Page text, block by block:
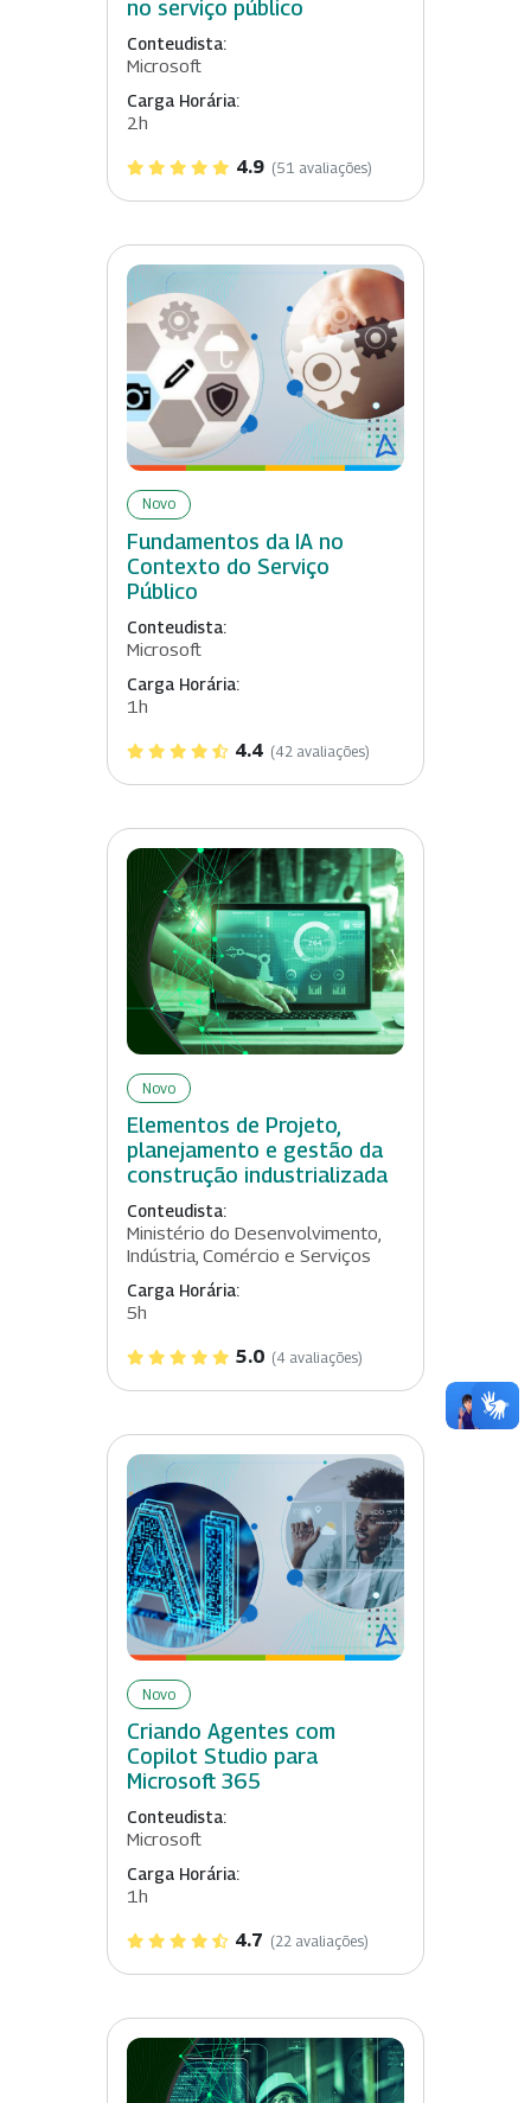
no serviço público
Conteudista:
Microsoft
Carga Horária:
2h
4.9 (51 avaliações)
Novo
Fundamentos da IA no
Contexto do Serviço
Público
Conteudista:
Microsoft
Carga Horária:
1h
4.4 (42 avaliações)
Novo
Elementos de Projeto,
planejamento e gestão da
construção industrializada
Conteudista:
Ministério do Desenvolvimento,
Indústria, Comércio e Serviços
Carga Horária:
5h
5.0 (4 avaliações)
Novo
Criando Agentes com
Copilot Studio para
Microsoft 365
Conteudista:
Microsoft
Carga Horária:
1h
4.7 (22 avaliações)